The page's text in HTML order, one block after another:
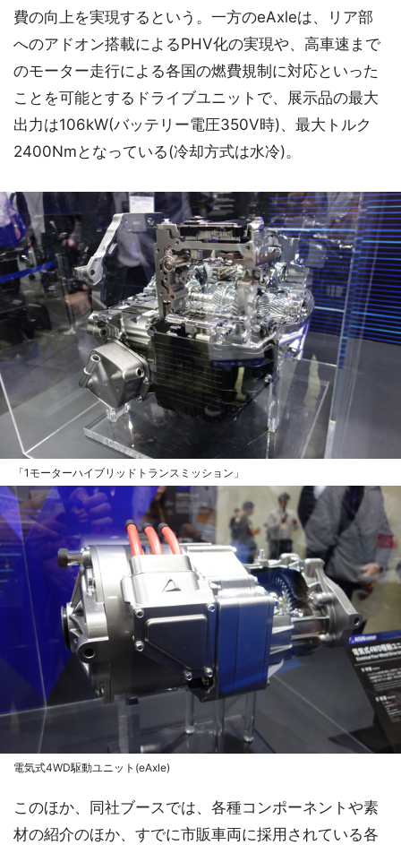
費の向上を実現するという。一方のeAxleは、リア部
へのアドオン搭載によるPHV化の実現や、高車速まで
のモーター走行による各国の燃費規制に対応といった
ことを可能とするドライブユニットで、展示品の最大
出力は106kW(バッテリー電圧350V時)、最大トルク
2400Nmとなっている(冷却方式は水冷)。
「1モーターハイブリッドトランスミッション」
電気式4WD駆動ユニット(eAxle)
このほか、同社ブースでは、各種コンポーネントや素
材の紹介のほか、すでに市販車両に採用されている各